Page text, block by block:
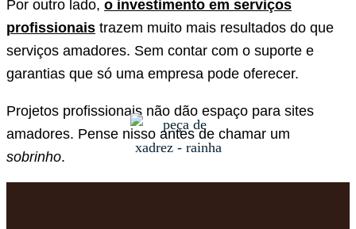
Por outro lado, o investimento em serviços
profissionais trazem muito mais resultados do que
serviços amadores. Sem contar com o suporte e
garantias que só uma empresa pode oferecer.
Projetos profissionais não dão espaço para sites
amadores. Pense nisso antes de chamar um
sobrinho.